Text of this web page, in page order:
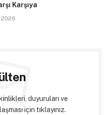
Karşıya
2026
duyuruları ve
için tıklayınız.